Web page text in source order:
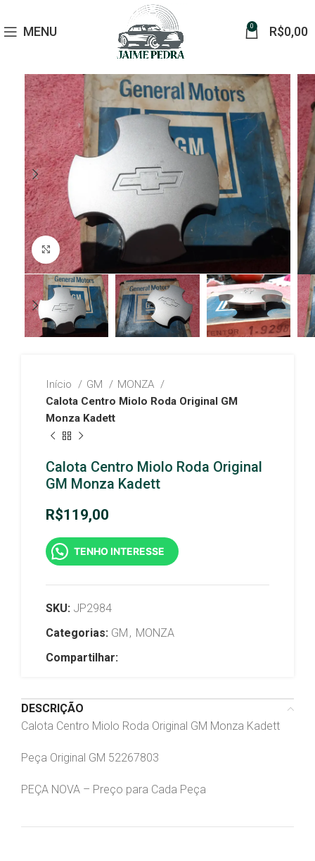
MENU 0 R$0,00
Click to enlarge
Início GM
MONZA
Calota Centro Miolo Roda Original GM
Monza Kadett
Calota Centro Miolo Roda Original
GM Monza Kadett
R$119,00
TENHO INTERESSE
SKU: JP2984
Categorias: GM , MONZA
Compartilhar:
DESCRIÇÃO
Calota Centro Miolo Roda Original GM Monza Kadett
Peça Original GM 52267803
PEÇA NOVA – Preço para Cada Peça